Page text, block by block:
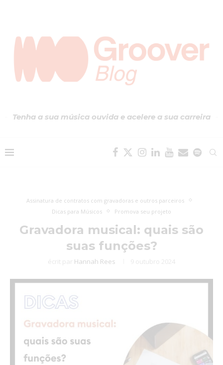
Tenha a sua música ouvida e acelere a sua carreira
Assinatura de contratos com gravadoras e outros parceiros
Dicas para Músicos
Promova seu projeto
Gravadora musical: quais são
suas funções?
écrit par Hannah Rees 9 outubro 2024